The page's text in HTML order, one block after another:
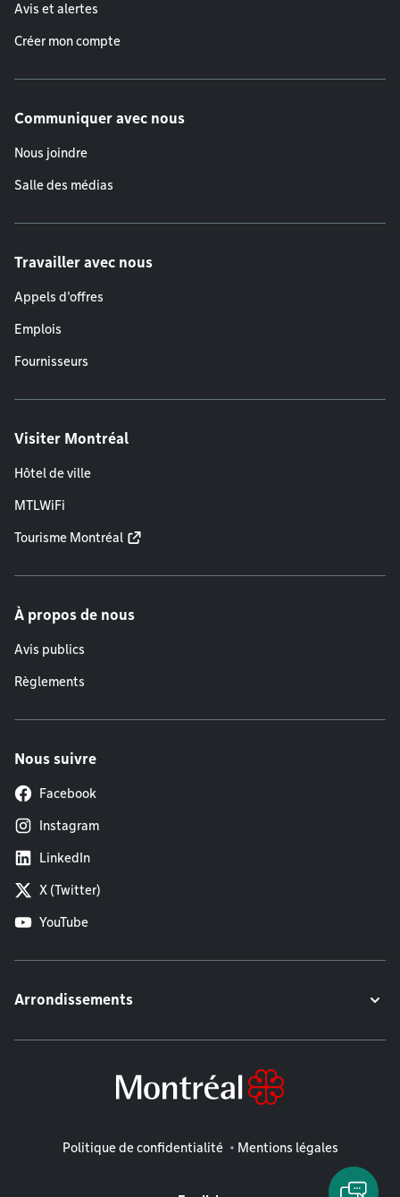
Avis et alertes
Créer mon compte
Communiquer avec nous
Nous joindre
Salle des médias
Travailler avec nous
Appels d'offres
Emplois
Fournisseurs
Visiter Montréal
Hôtel de ville
MTLWiFi
Tourisme Montréal
À propos de nous
Avis publics
Règlements
Nous suivre
Facebook
Instagram
LinkedIn
X (Twitter)
YouTube
Arrondissements
Mentions légales
Politique de confidentialité Mentions légales